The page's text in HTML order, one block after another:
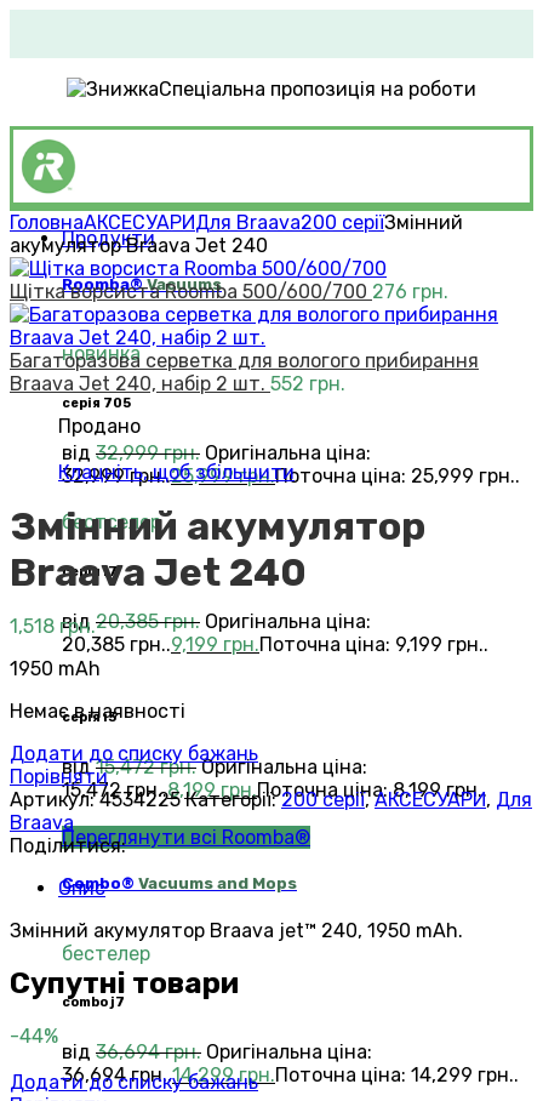
Спеціальна пропозиція на роботи
Продукти
Roomba®Vacuums
новинка
серія 705
від 32,999грн. Оригінальна ціна:
32,999 грн..25,999грн.Поточна ціна: 25,999 грн..
бестселер
серія i7
від 20,385грн. Оригінальна ціна:
20,385 грн..9,199 грн.Поточна ціна: 9,199 грн..
серія i3
від15,472грн. Оригінальна ціна:
15,472 грн..8,199грн.Поточна ціна: 8,199 грн..
Переглянути всі Roomba®
Combo® Vacuums and Mops
бестелер
combo j7
від 36,694грн. Оригінальна ціна:
36,694 грн..14,299грн.Поточна ціна: 14,299 грн..
ГоловнаАКСЕСУАРИДля Braava200 серіїЗмінний
акумулятор Braava Jet 240
Щітка ворсиста Roomba 500/600/700 276 грн.
Багаторазова серветка для вологого прибирання
Braava Jet 240, набір 2 шт. 552 грн.
Продано
Клацніть, щоб збільшити
Змінний акумулятор
Braava Jet 240
1,518 грн.
1950 mAh
Немає в наявності
Додати до списку бажань
Порівняти
Артикул:4534225Категорії:200 серії,АКСЕСУАРИ, Для
Braava
Поділитися:
Опис
Змінний акумулятор Braava jet™ 240, 1950 mAh.
Супутні товари
-44%
Додати до списку бажань